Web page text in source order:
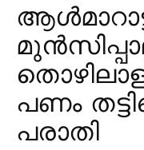
പണം
പരാതി